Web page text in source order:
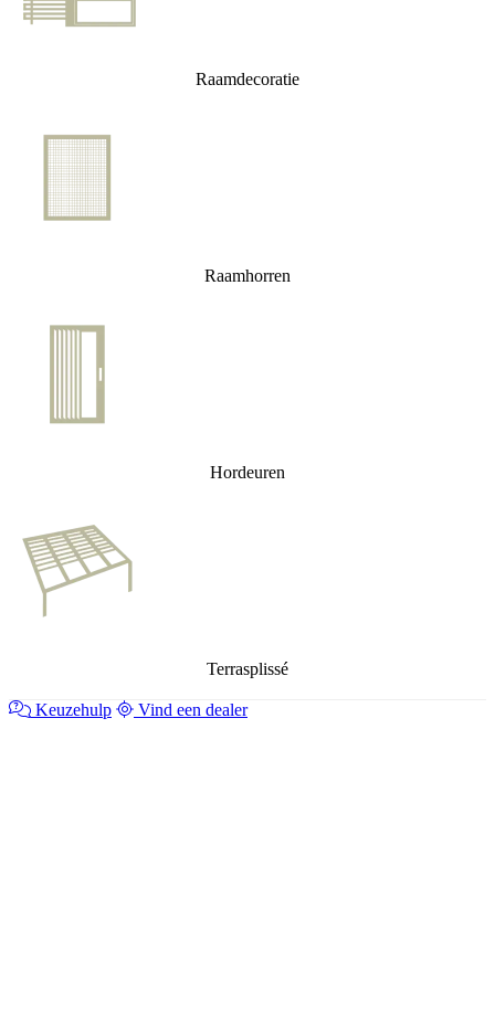
Raamdecoratie
Raamhorren
Hordeuren
Terrasplissé
Keuzehulp Vind een dealer